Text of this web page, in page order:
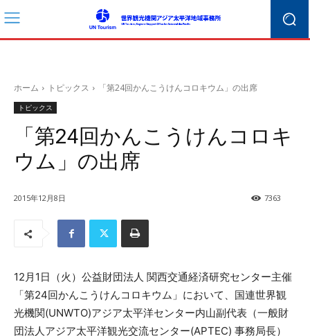
ホーム トピックス 「第24回かんこうけんコロキウム」の出席
トピックス
「第24回かんこうけんコロキ
ウム」の出席
2015年12月8日 7363
12月1日（火）公益財団法人 関西交通経済研究センター主催
「第24回かんこうけんコロキウム」において、国連世界観
光機関(UNWTO)アジア太平洋センター内山副代表（一般財
団法人アジア太平洋観光交流センター(APTEC) 事務局長）